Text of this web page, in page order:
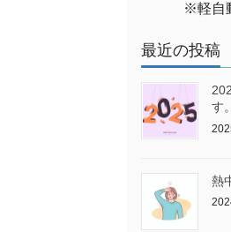
※軽自
最近の投稿
す。
熱